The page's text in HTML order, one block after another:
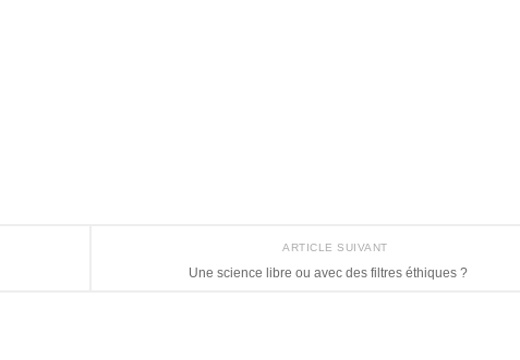
ARTICLE SUIVANT
Une science libre ou avec des filtres éthiques ?